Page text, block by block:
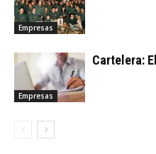
Empresas
Empresas
Cartelera: